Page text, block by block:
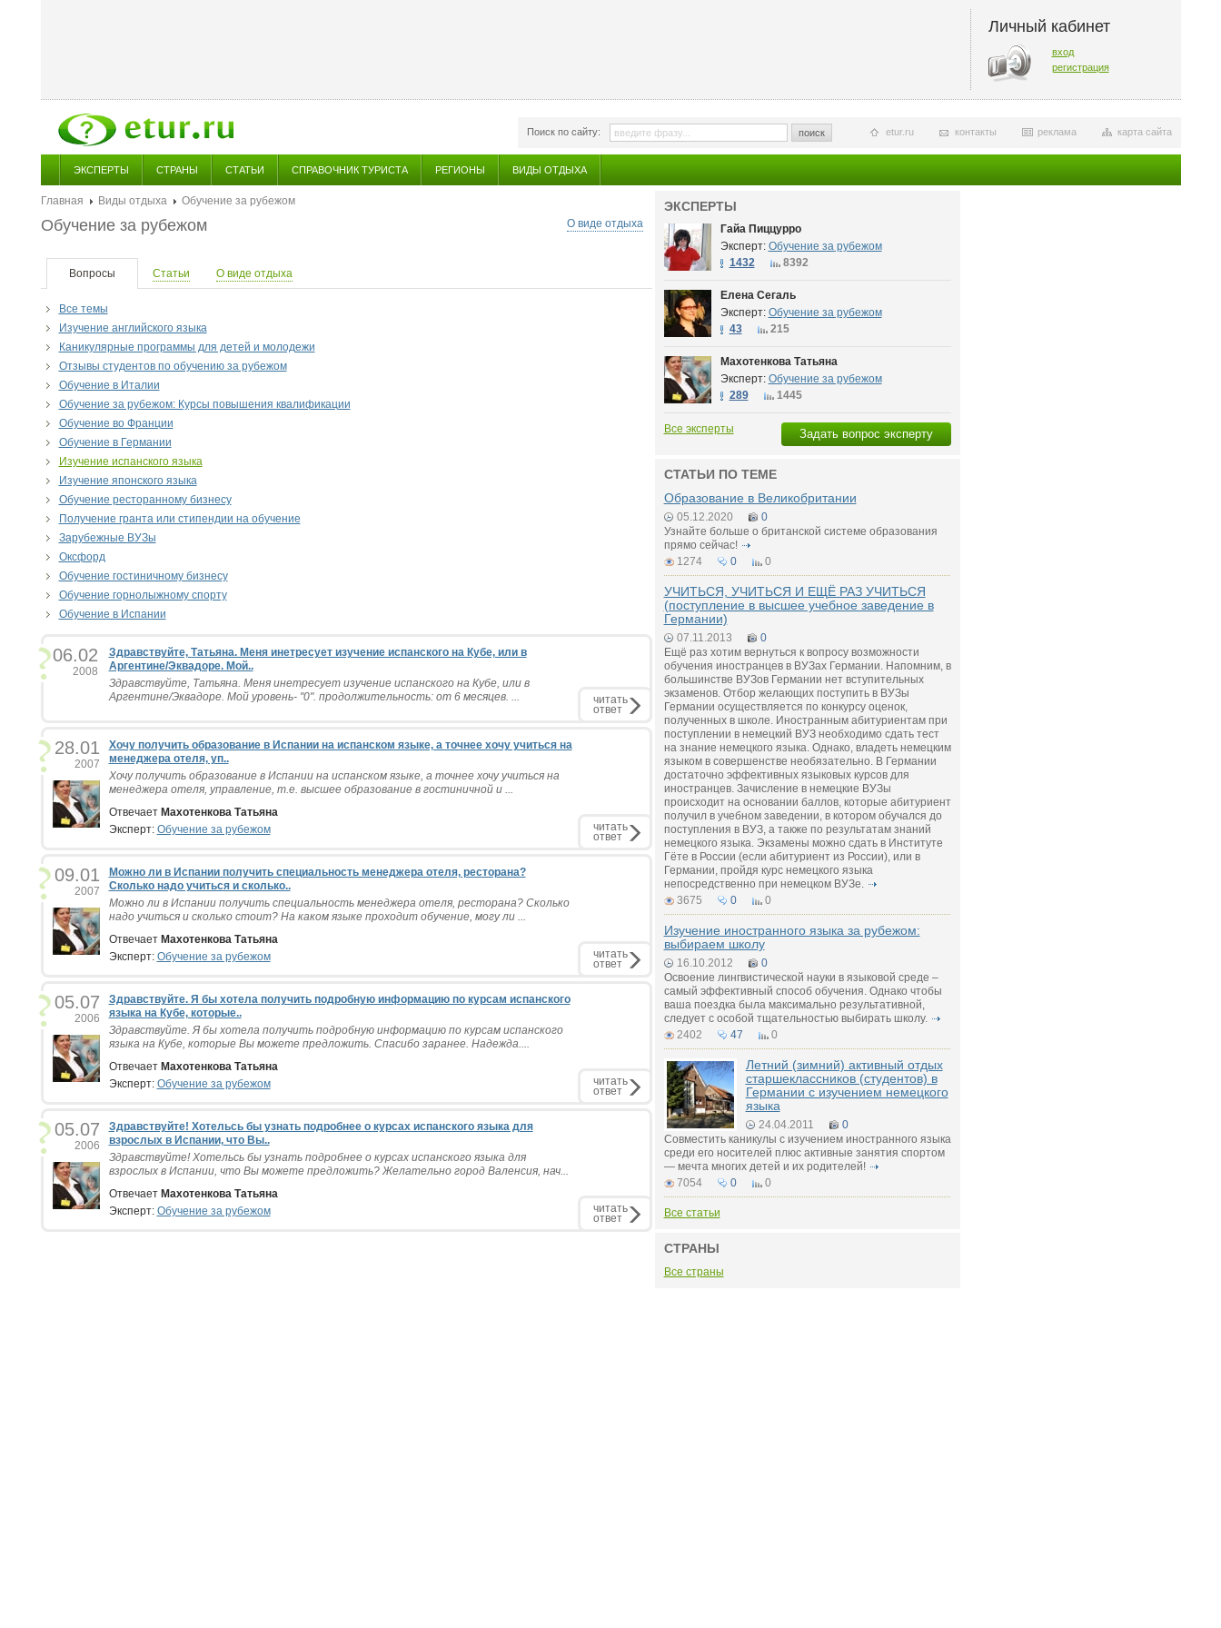
Личный кабинет
вход
регистрация
Поиск по сайту: поиск карта сайта
реклама
контакты
etur.ru
ЭКСПЕРТЫ СТРАНЫ СТАТЬИ СПРАВОЧНИК ТУРИСТА РЕГИОНЫ ВИДЫ ОТДЫХА
Главная Виды отдыха
Обучение за рубежом
О виде отдыха
Обучение за рубежом
Вопросы Статьи О виде отдыха
Все темы
Изучение английского языка
Каникулярные программы для детей и молодежи
Отзывы студентов по обучению за рубежом
Обучение в Италии
Обучение за рубежом: Курсы повышения квалификации
Обучение во Франции
Обучение в Германии
Изучение испанского языка
Изучение японского языка
Обучение ресторанному бизнесу
Получение гранта или стипендии на обучение
Зарубежные ВУЗы
Оксфорд
Обучение гостиничному бизнесу
Обучение горнолыжному спорту
Обучение в Испании
06.02
2008
Здравствуйте, Татьяна. Меня инетресует изучение испанского на Кубе, или в
Аргентине/Эквадоре. Мой..
Здравствуйте, Татьяна. Меня инетресует изучение испанского на Кубе, или в
Аргентине/Эквадоре. Мой уровень- "0". продолжительность: от 6 месяцев. ...
читать
ответ
28.01
2007
Хочу получить образование в Испании на испанском языке, а точнее хочу учиться на
менеджера отеля, уп..
Хочу получить образование в Испании на испанском языке, а точнее хочу учиться на
менеджера отеля, управление, т.е. высшее образование в гостиничной и ...
Отвечает Махотенкова Татьяна
Эксперт: Обучение за рубежом читать
ответ
09.01
2007
Можно ли в Испании получить специальность менеджера отеля, ресторана?
Сколько надо учиться и сколько..
Можно ли в Испании получить специальность менеджера отеля, ресторана? Сколько
надо учиться и сколько стоит? На каком языке проходит обучение, могу ли ...
Отвечает Махотенкова Татьяна
Эксперт: Обучение за рубежом читать
ответ
05.07
2006
Здравствуйте. Я бы хотела получить подробную информацию по курсам испанского
языка на Кубе, которые..
Здравствуйте. Я бы хотела получить подробную информацию по курсам испанского
языка на Кубе, которые Вы можете предложить. Спасибо заранее. Надежда....
Отвечает Махотенкова Татьяна
Эксперт: Обучение за рубежом читать
ответ
05.07
2006
Здравствуйте! Хотельсь бы узнать подробнее о курсах испанского языка для
взрослых в Испании, что Вы..
Здравствуйте! Хотельсь бы узнать подробнее о курсах испанского языка для
взрослых в Испании, что Вы можете предложить? Желательно город Валенсия, нач...
Отвечает Махотенкова Татьяна
Эксперт: Обучение за рубежом читать
ответ
ЭКСПЕРТЫ
Гайа Пиццурро
Эксперт: Обучение за рубежом
1432
8392
Елена Сегаль
Эксперт: Обучение за рубежом
43
215
Махотенкова Татьяна
Эксперт: Обучение за рубежом
289
1445
Задать вопрос эксперту
Все эксперты
СТАТЬИ ПО ТЕМЕ
Образование в Великобритании
05.12.2020
0
Узнайте больше о британской системе образования
прямо сейчас!
1274
0 0
УЧИТЬСЯ, УЧИТЬСЯ И ЕЩЁ РАЗ УЧИТЬСЯ
(поступление в высшее учебное заведение в
Германии)
07.11.2013
0
Ещё раз хотим вернуться к вопросу возможности
обучения иностранцев в ВУЗах Германии. Напомним, в
большинстве ВУЗов Германии нет вступительных
экзаменов. Отбор желающих поступить в ВУЗы
Германии осуществляется по конкурсу оценок,
полученных в школе. Иностранным абитуриентам при
поступлении в немецкий ВУЗ необходимо сдать тест
на знание немецкого языка. Однако, владеть немецким
языком в совершенстве необязательно. В Германии
достаточно эффективных языковых курсов для
иностранцев. Зачисление в немецкие ВУЗы
происходит на основании баллов, которые абитуриент
получил в учебном заведении, в котором обучался до
поступления в ВУЗ, а также по результатам знаний
немецкого языка. Экзамены можно сдать в Институте
Гёте в России (если абитуриент из России), или в
Германии, пройдя курс немецкого языка
непосредственно при немецком ВУЗе.
3675
0 0
Изучение иностранного языка за рубежом:
выбираем школу
16.10.2012
0
Освоение лингвистической науки в языковой среде –
самый эффективный способ обучения. Однако чтобы
ваша поездка была максимально результативной,
следует с особой тщательностью выбирать школу.
2402
47 0
Летний (зимний) активный отдых
старшеклассников (студентов) в
Германии с изучением немецкого
языка
24.04.2011
0
Совместить каникулы с изучением иностранного языка
среди его носителей плюс активные занятия спортом
— мечта многих детей и их родителей!
7054
0 0
Все статьи
СТРАНЫ
Все страны